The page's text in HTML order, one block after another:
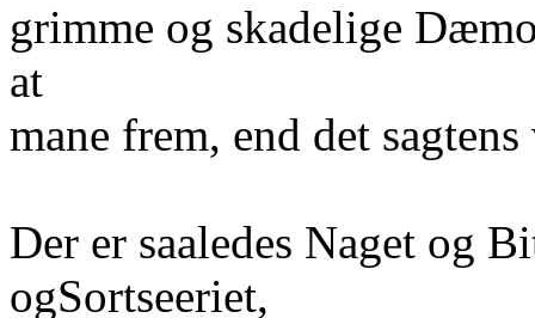
grimme og skadelige
at
mane frem, end det
Der er saaledes Naget og
ogSortseeriet,